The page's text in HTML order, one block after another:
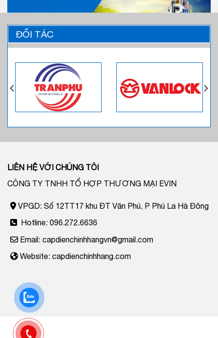
ĐỐI TÁC
LIÊN HỆ VỚI CHÚNG TÔI
CÔNG TY TNHH TỔ HỢP THƯƠNG MẠI EVIN
VPGD: Số 12TT17 khu ĐT Văn Phú, P Phú La Hà Đông
Hotline: 096.272.6636
Email: capdienchinhhangvn@gmail.com
Website: capdienchinhhang.com